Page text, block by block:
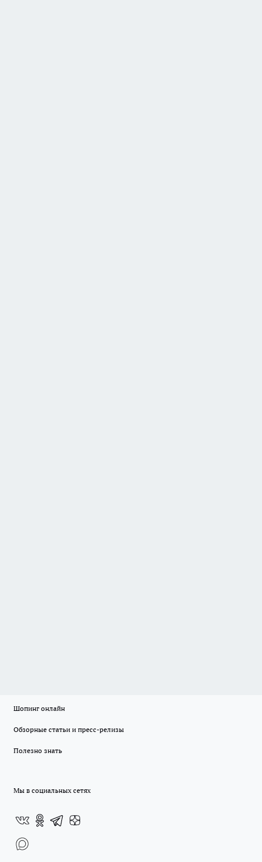
Шопинг онлайн
Обзорные статьи и пресс-релизы
Полезно знать
Мы в социальных сетях